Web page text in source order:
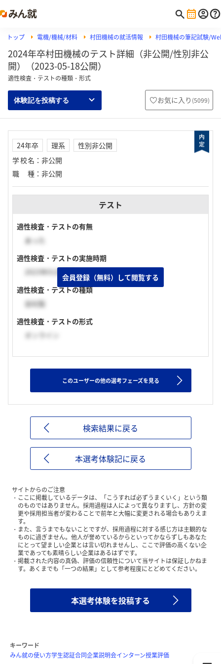
トップ 電機/機械/材料 村田機械の就活情報 村田機械の筆記試験/
2024年卒村田機械のテスト詳細（非公開/性別非公
開）（2023-05-18公開）
適性検査・テストの種類・形式
体験記を投稿する お気に入り (5099)
24年卒 理系
性別非公開
学校名 ： 非公開
職種 ： 非公開
テスト
適性検査・テストの有無
あった
適性検査・テストの実施時期
2023年01月下旬
適性検査・テストの種類
自社製
適性検査・テストの形式
オンライン
会員登録（無料）して閲覧する
このユーザーの他の選考フェーズを見る
検索結果に戻る
本選考体験記に戻る
サイトからのご注意
ここに掲載しているデータは、「こうすれば必ずうまくいく」という類
のものではありません。採用過程は人によって異なりますし、方針の変
更や採用担当者が変わることで前年と大幅に変更される場合もありえま
す。
また、言うまでもないことですが、採用過程に対する感じ方は主観的な
ものに過ぎません。他人が誉めているからといってかならずしもあなた
にとって望ましい企業とは言い切れませんし、ここで評価の高くない企
業であっても素晴らしい企業はあるはずです。
掲載された内容の真偽、評価の信頼性について当サイトは保証しかねま
す。あくまでも「一つの結果」として参考程度にとどめてください。
本選考体験を投稿する
キーワード
みん就の使い方学生認証合同企業説明会インターン授業評価